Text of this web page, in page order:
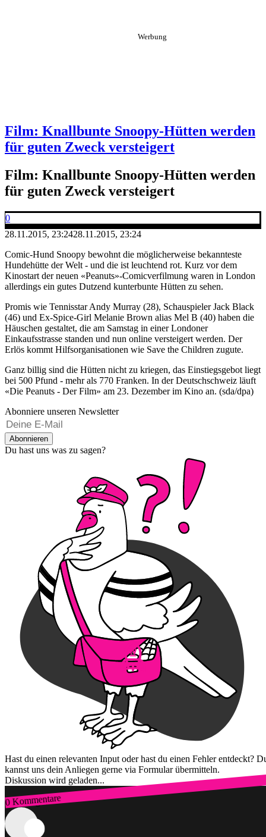
Film: Knallbunte Snoopy-Hütten werden
für guten Zweck versteigert
Film: Knallbunte Snoopy-Hütten werden
für guten Zweck versteigert
0
28.11.2015, 23:2428.11.2015, 23:24
Comic-Hund Snoopy bewohnt die möglicherweise bekannteste
Hundehütte der Welt - und die ist leuchtend rot. Kurz vor dem
Kinostart der neuen «Peanuts»-Comicverfilmung waren in London
allerdings ein gutes Dutzend kunterbunte Hütten zu sehen.
Promis wie Tennisstar Andy Murray (28), Schauspieler Jack Black
(46) und Ex-Spice-Girl Melanie Brown alias Mel B (40) haben die
Häuschen gestaltet, die am Samstag in einer Londoner
Einkaufsstrasse standen und nun online versteigert werden. Der
Erlös kommt Hilfsorganisationen wie Save the Children zugute.
Ganz billig sind die Hütten nicht zu kriegen, das Einstiegsgebot liegt
bei 500 Pfund - mehr als 770 Franken. In der Deutschschweiz läuft
«Die Peanuts - Der Film» am 23. Dezember im Kino an. (sda/dpa)
Abonniere unseren Newsletter
Abonnieren
Du hast uns was zu sagen?
Hast du einen relevanten Input oder hast du einen Fehler entdeckt?
kannst uns dein Anliegen gerne via Formular übermitteln.
Diskussion wird geladen...
0 Kommentare
Zum Login